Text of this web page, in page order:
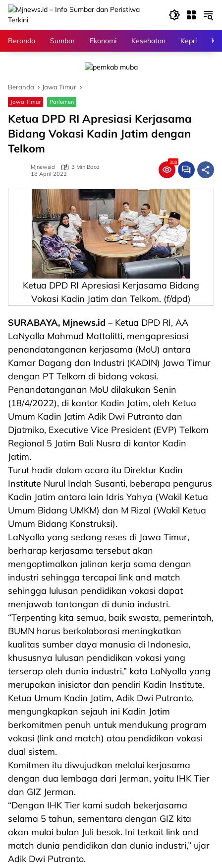
Langsung
konten
Beranda
Sumbar Ekonomi Kesehatan Kepri
Beranda Jawa Timur
Jawa Timur Parlemen
Ketua DPD RI Apresiasi Kerjasama
Bidang Vokasi Kadin Jatim dengan
Telkom
Mjnewsid
3 Min Baca
18 April 2022
308
Ketua DPD RI Apresiasi Kerjasama Bidang
Vokasi Kadin Jatim dan Telkom. (f/dpd)
SURABAYA, Mjnews.id – Ketua DPD RI, AA
LaNyalla Mahmud Mattalitti, mengapresiasi
penandatanganan kerjasama (MoU) antara
Kamar Dagang dan Industri (KADIN) Jawa Timur
dengan PT Telkom di bidang vokasi.
Penandatanganan MoU dilakukan Senin
(18/4/2022), di kantor Kadin Jatim, oleh Ketua
Umum Kadin Jatim Adik Dwi Putranto dan
Djatmiko, Executive Vice President (EVP) Telkom
Regional 5 Jatim Bali Nusra di kantor Kadin
Jatim.
Turut hadir dalam acara itu Direktur Kadin
Institute Nurul Indah Susanti, beberapa pengurus
Kadin Jatim antara lain Idris Yahya (Wakil Ketua
Umum Bidang UMKM) dan M Rizal (Wakil Ketua
Umum Bidang Konstruksi).
LaNyalla yang sedang reses di Jawa Timur,
berharap kerjasama tersebut akan
mengoptimalkan jalinan kerja sama dengan
industri sehingga tercapai link and match
sehingga lulusan pendidikan vokasi dapat
menjawab tantangan di dunia industri.
“Terpenting kita semua, baik swasta, pemerintah,
BUMN harus berkolaborasi meningkatkan
kualitas sumber daya manusia di Indonesia,
khususnya lulusan pendidikan vokasi yang
terserap oleh dunia industri,” kata LaNyalla yang
merupakan inisiator dan pendiri Kadin Institute.
Ketua Umum Kadin Jatim, Adik Dwi Putranto,
mengungkapkan sejauh ini Kadin Jatim
berkomitmen penuh untuk mendukung program
vokasi (link and match) atau pendidikan vokasi
dual sistem.
Komitmen itu diwujudkan melalui kerjasama
dengan dua lembaga dari Jerman, yaitu IHK Tier
dan GIZ Jerman.
“Dengan IHK Tier kami sudah bekerjasama
selama 5 tahun, sementara dengan GIZ kita
akan mulai bulan Juli besok. Ini terkait link and
match dunia pendidikan dan dunia industri,” ujar
Adik Dwi Putranto.